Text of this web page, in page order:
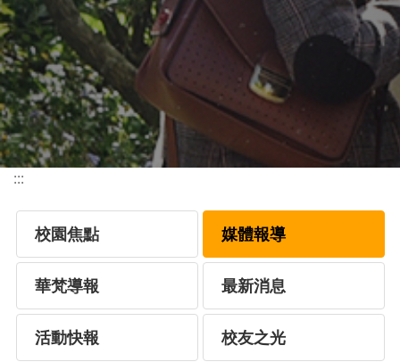
:::
校園焦點 媒體報導
華梵導報 最新消息
活動快報 校友之光